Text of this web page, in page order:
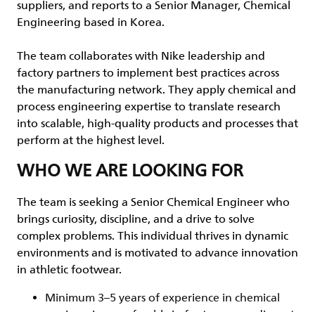
suppliers, and reports to a Senior Manager, Chemical
Engineering based in Korea.
The team collaborates with Nike leadership and
factory partners to implement best practices across
the manufacturing network. They apply chemical and
process engineering expertise to translate research
into scalable, high-quality products and processes that
perform at the highest level.
WHO WE ARE LOOKING FOR
The team is seeking a Senior Chemical Engineer who
brings curiosity, discipline, and a drive to solve
complex problems. This individual thrives in dynamic
environments and is motivated to advance innovation
in athletic footwear.
Minimum 3–5 years of experience in chemical